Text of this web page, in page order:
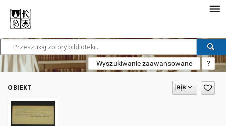
Wyszukiwanie zaawansowane ?
OBIEKT